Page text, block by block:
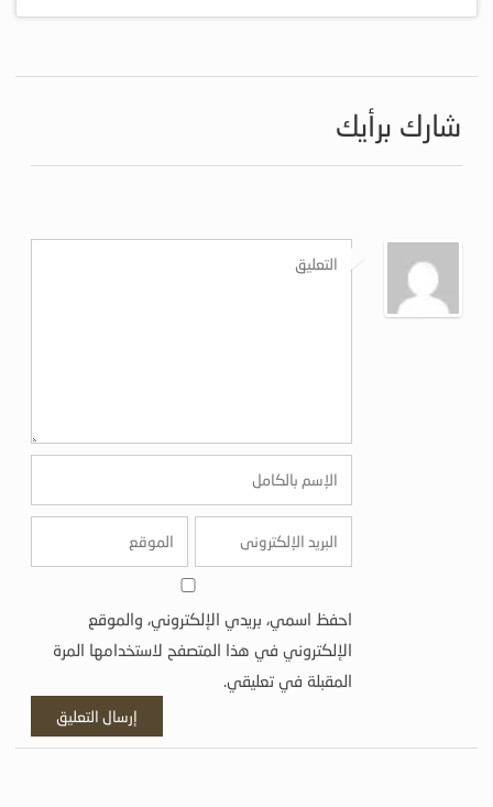
شارك برأيك
احفظ اسمي، بريدي الإلكتروني، والموقع
الإلكتروني في هذا المتصفح لاستخدامها المرة
المقبلة في تعليقي.